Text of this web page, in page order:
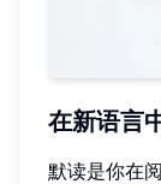
在新语言
默读是你在